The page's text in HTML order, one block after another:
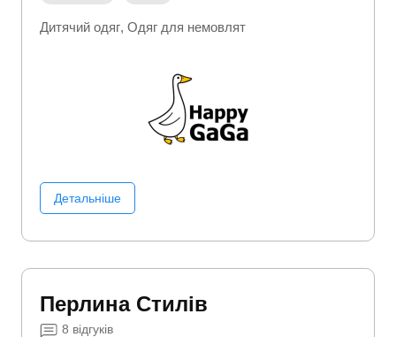
Дитячий одяг Одяг для немовлят
Детальніше
Перлина Стилів
8 відгуків